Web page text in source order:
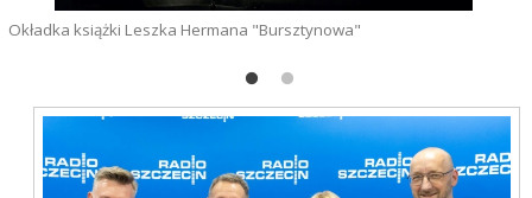
Okładka książki Leszka Hermana "Bursztynowa"